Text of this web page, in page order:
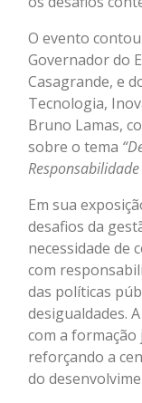
O evento
Governador do
Casagrande, e
Tecnologia,
Bruno Lamas,
sobre o tema
Responsabilidade
Em sua
desafios da
necessidade de
com
das políticas
desigualdades.
com a formação
reforçando a
do